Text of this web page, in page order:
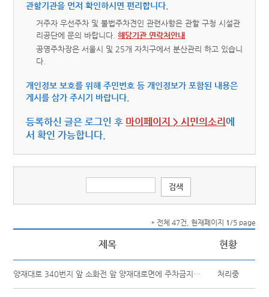
관할기관을 먼저 확인하시면 편리합니다.
거주자 우선주차 및 불법주차견인 관련사항은 관할 구청 시설관
리공단에 문의 바랍니다.해당기관 연락처안내
공영주차장은 서울시 및 25개 자치구에서 분산관리 하고 있습니
다.
개인정보 보호를 위해 주민번호 등 개인정보가 포함된 내용은
게시를 삼가 주시기 바랍니다.
등록하신 글은 로그인 후 마이페이지 > 시민의소리에
서 확인 가능합니다.
* 전체 47건, 현재페이지 1/5 page
제목 현황
양재대로 340번지 앞 소화전 앞 양재대로면에 주차금지 표시 요청드립니다. 처리중